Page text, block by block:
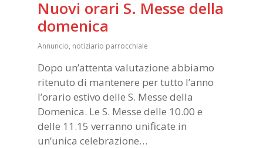
Nuovi orari S. Messe della
domenica
Annuncio, notiziario parrocchiale
Dopo un’attenta valutazione abbiamo
ritenuto di mantenere per tutto l’anno
l’orario estivo delle S. Messe della
Domenica. Le S. Messe delle 10.00 e
delle 11.15 verranno unificate in
un’unica celebrazione…